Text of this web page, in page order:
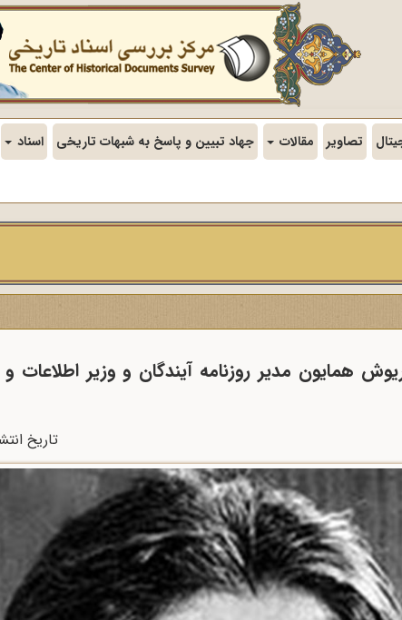
تصاویر مقالات جهاد تبیین و پاسخ به شبهات تاریخی اسناد
همایون مدیر روزنامه آیندگان و وزیر اطلاعات
تاریخ انتشار: 07